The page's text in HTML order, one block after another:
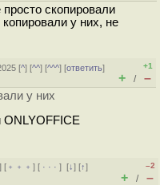
скопировали
у них, не
[^] [^^] [^^^] [ответить]
+1
+ / –
у них
] [ ﹢﹢﹢] [ · · ·][↓] [↑]
–2
+ / –